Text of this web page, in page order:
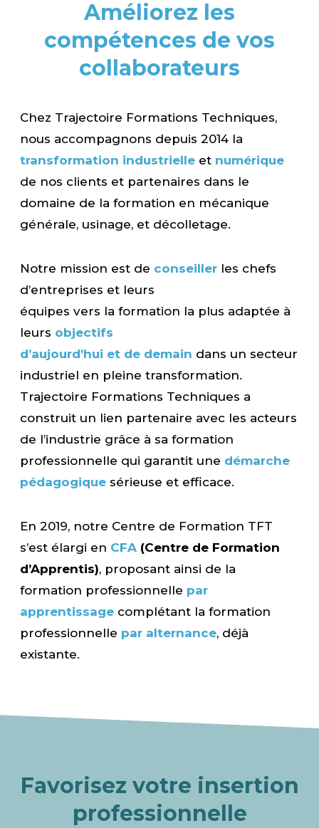
Améliorez les
compétences de vos
collaborateurs
Chez Trajectoire Formations Techniques,
nous accompagnons depuis 2014 la
transformation industrielleet numérique
de nos clients et partenaires dans le
domaine de la formation en mécanique
générale, usinage, et décolletage.
Notre mission est de conseiller les chefs
d’entreprises et leurs
équipes vers la formation la plus adaptée à
leurs objectifs
d’aujourd’hui et de demain dans un secteur
industriel en pleine transformation.
Trajectoire Formations Techniques a
construit un lien partenaire avec les acteurs
de l’industrie grâce à sa formation
professionnelle qui garantit une démarche
pédagogiquesérieuse et efficace.
En 2019, notre Centre de Formation TFT
s’est élargi en CFA (Centre de Formation
d’Apprentis), proposant ainsi de la
formation professionnelle par
apprentissage complétant la formation
professionnelle par alternance, déjà
existante.
Favorisez votre insertion
professionnelle